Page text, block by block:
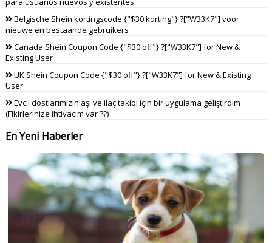
Belgische Shein kortingscode {"$30 korting"} ?["W33K7"] voor
nieuwe en bestaande gebruikers
Canada Shein Coupon Code {"$30 off"} ?["W33K7"] for New &
Existing User
UK Shein Coupon Code {"$30 off"} ?["W33K7"] for New & Existing
User
Evcil dostlarımızın aşı ve ilaç takibi için bir uygulama geliştirdim
(Fikirlerinize ihtiyacım var ??)
En Yeni Haberler